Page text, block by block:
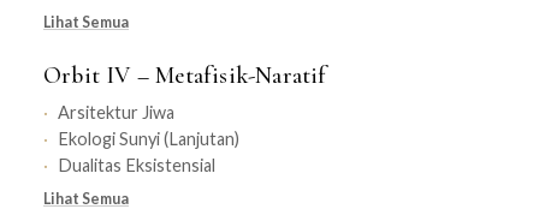
Lihat Semua
Orbit IV – Metafisik-Naratif
Arsitektur Jiwa
Ekologi Sunyi (Lanjutan)
Dualitas Eksistensial
Lihat Semua